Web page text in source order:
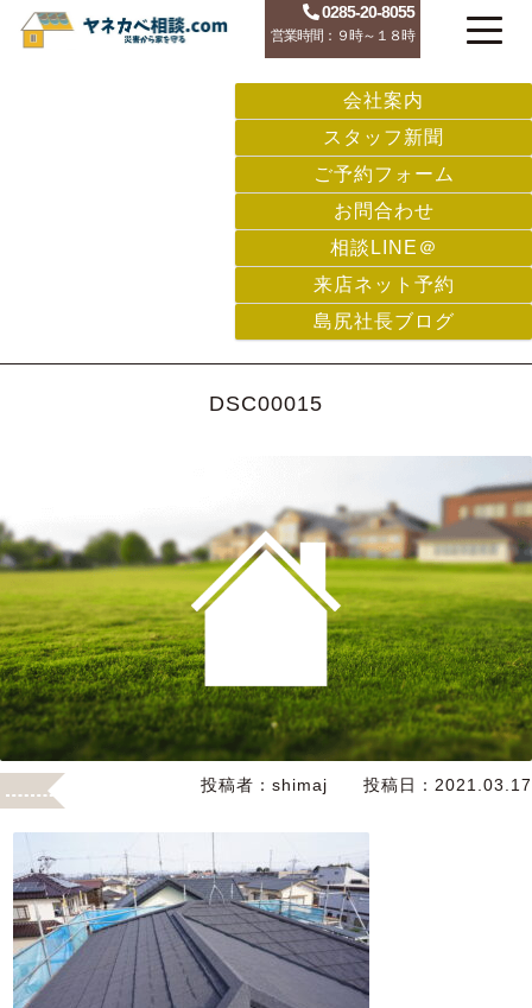
0285-20-8055
営業時間：９時～１８時
会社案内
スタッフ新聞
ご予約フォーム
お問合わせ
相談LINE＠
来店ネット予約
島尻社長ブログ
DSC00015
投稿者： shimaj 投稿日： 2021.03.17